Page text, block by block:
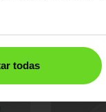
todas